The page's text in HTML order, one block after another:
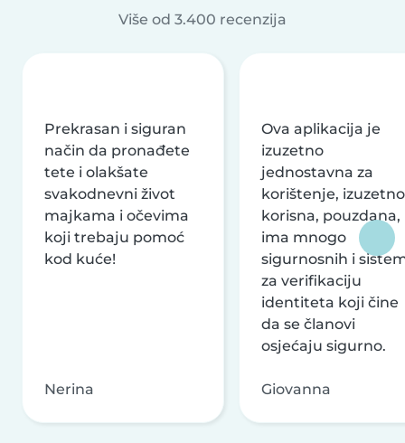
Više od 3.400 recenzija
Prekrasan i siguran
način da pronađete
tete i olakšate
svakodnevni život
majkama i očevima
koji trebaju pomoć
kod kuće!
Nerina
Ova aplikacija je
izuzetno
jednostavna za
korištenje, izuzetno
korisna, pouzdana,
ima mnogo
sigurnosnih i
za verifikaciju
identiteta koji čine
da se članovi
osjećaju sigurno.
Giovanna